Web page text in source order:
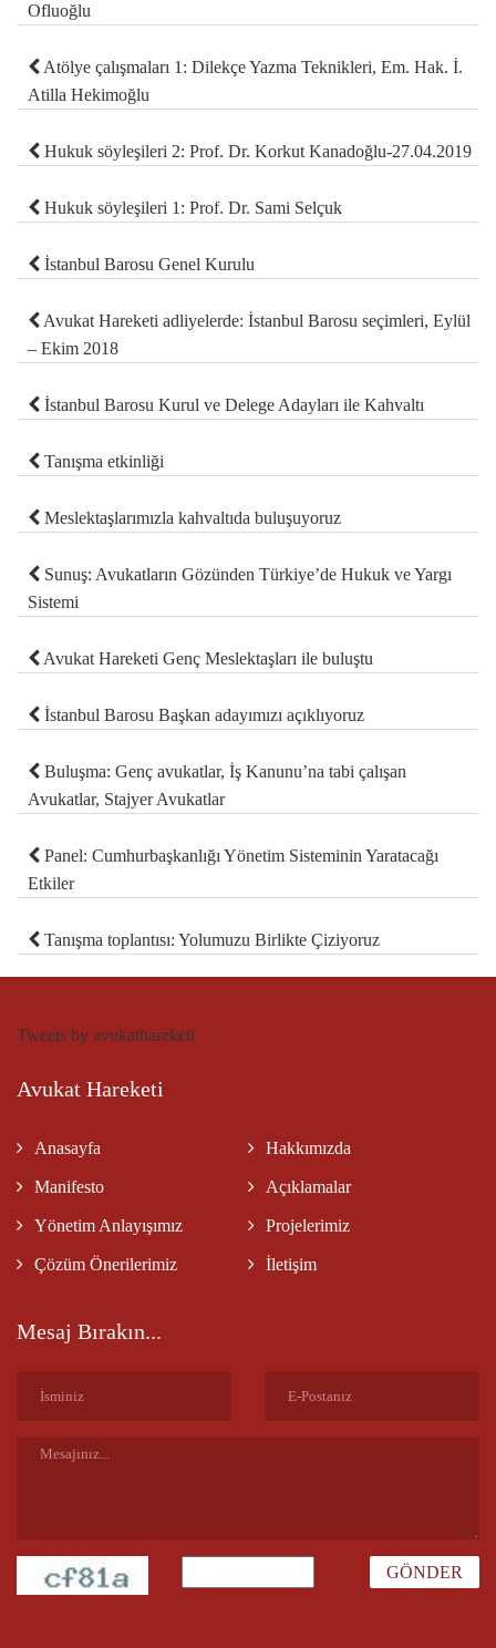
Ofluoğlu
Atölye çalışmaları 1: Dilekçe Yazma Teknikleri, Em. Hak. İ.
Atilla Hekimoğlu
Hukuk söyleşileri 2: Prof. Dr. Korkut Kanadoğlu-27.04.2019
Hukuk söyleşileri 1: Prof. Dr. Sami Selçuk
İstanbul Barosu Genel Kurulu
Avukat Hareketi adliyelerde: İstanbul Barosu seçimleri, Eylül
– Ekim 2018
İstanbul Barosu Kurul ve Delege Adayları ile Kahvaltı
Tanışma etkinliği
Meslektaşlarımızla kahvaltıda buluşuyoruz
Sunuş: Avukatların Gözünden Türkiye’de Hukuk ve Yargı
Sistemi
Avukat Hareketi Genç Meslektaşları ile buluştu
İstanbul Barosu Başkan adayımızı açıklıyoruz
Buluşma: Genç avukatlar, İş Kanunu’na tabi çalışan
Avukatlar, Stajyer Avukatlar
Panel: Cumhurbaşkanlığı Yönetim Sisteminin Yaratacağı
Etkiler
Tanışma toplantısı: Yolumuzu Birlikte Çiziyoruz
Tweets by avukathareketi
Avukat Hareketi
Anasayfa Hakkımızda
Manifesto Açıklamalar
Yönetim Anlayışımız Projelerimiz
Çözüm Önerilerimiz İletişim
Mesaj Bırakın...
GÖNDER